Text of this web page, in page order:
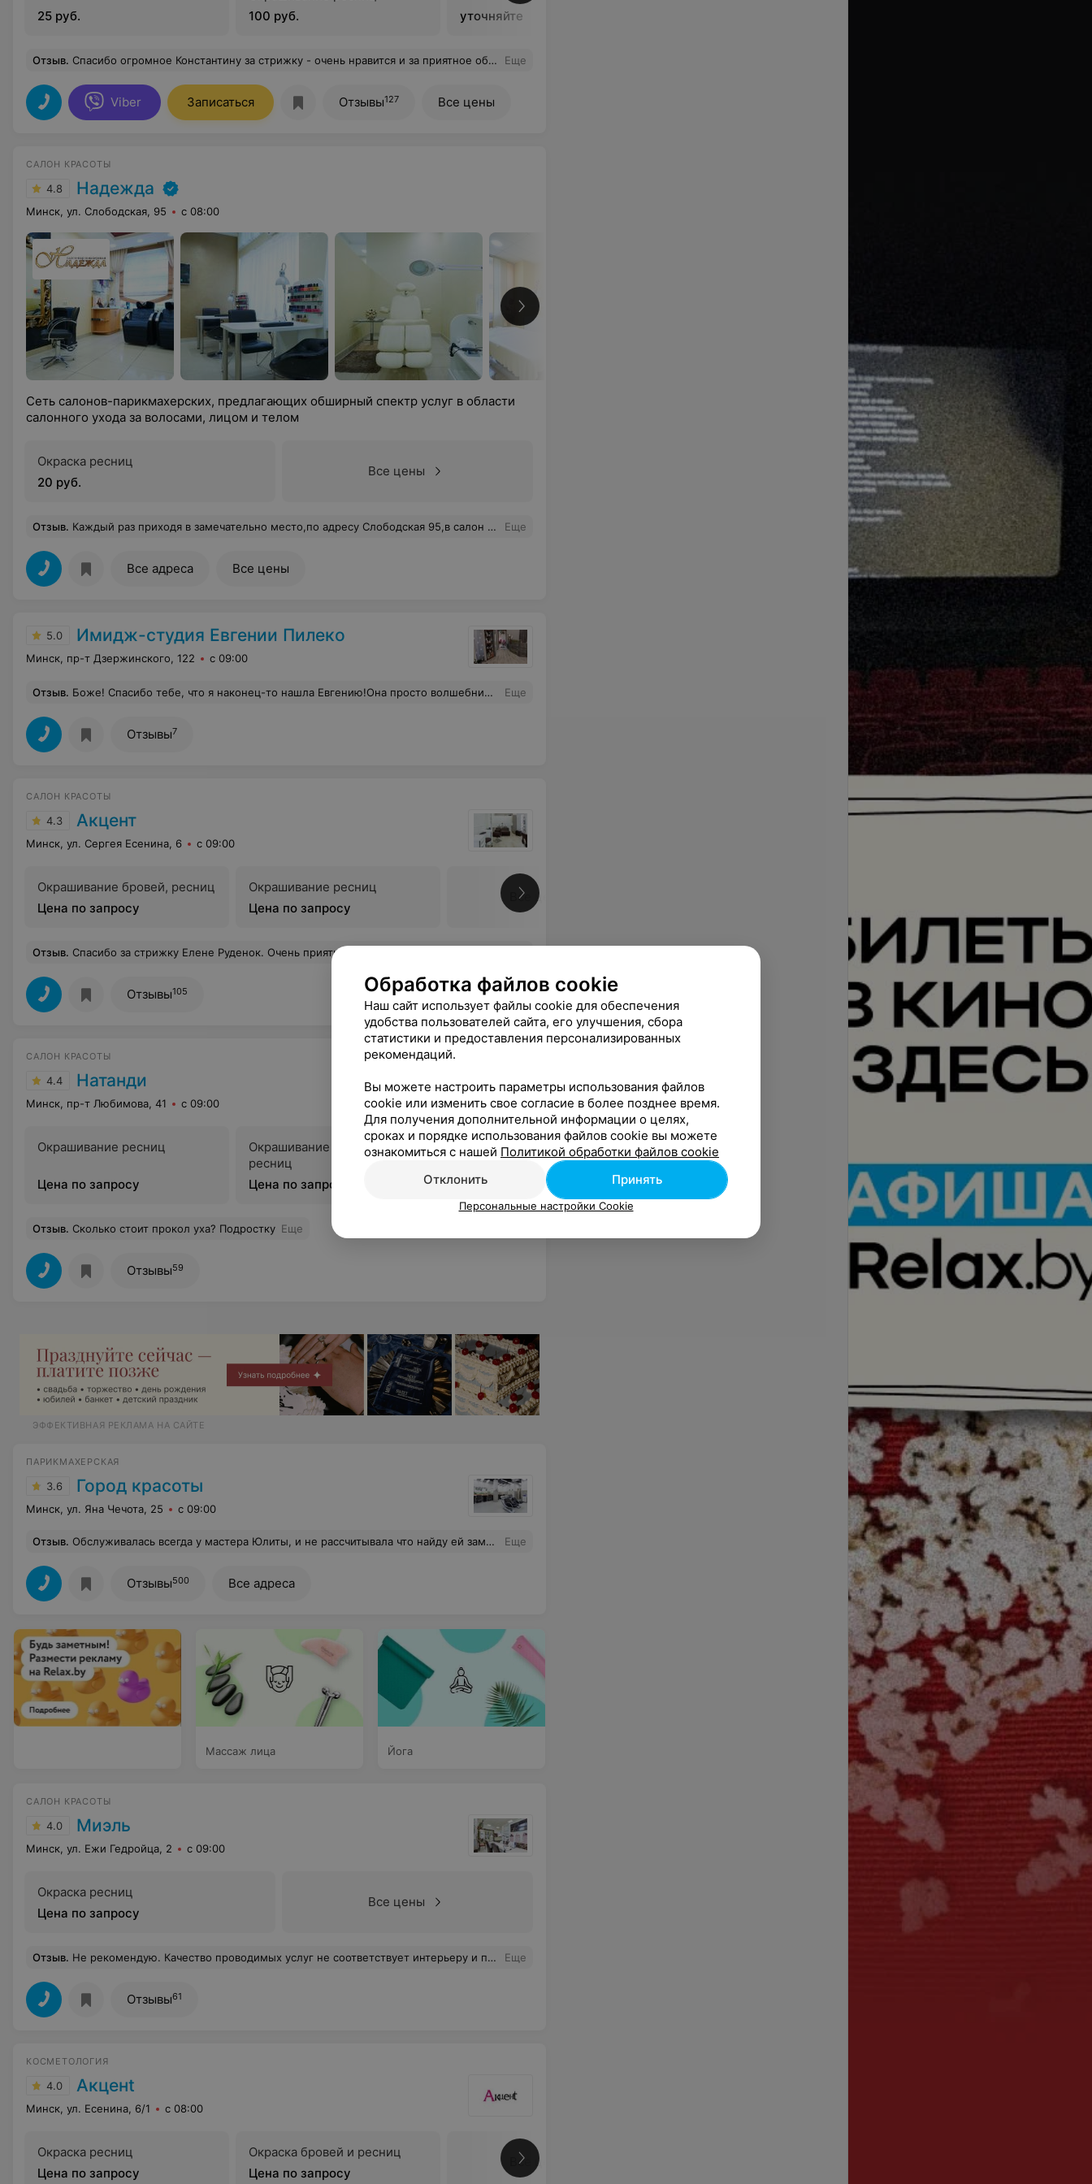
25 руб.
100 руб.
уточняйте
Отзыв. Спасибо огромное Константину за стрижку - очень нравится и за приятное общение! Очень довольна осталась!!! Приду не раз!!! Еще
Viber Записаться Отзывы127 Все цены
САЛОН КРАСОТЫ
4.8 Надежда
Минск, ул. Слободская, 95 с 08:00
Сеть салонов-парикмахерских, предлагающих обширный спектр услуг в области
салонного ухода за волосами, лицом и телом
Окраска ресниц
20 руб.
Все цены
Отзыв. Каждый раз приходя в замечательно место,по адресу Слободская 95,в салон Надежда,остаешься доволен всем: начиная от замечательного приема от администратора,а заканчивая одним из лучших мастеров Минска.Любые стрижки(мужская,женская,короткий волос,длинный)даются ему легко и непринужденно.Кунделев Сергей,огромное спасибо за качественную,профессиональную,а самое главное каждый раз свежую и оригинальную стрижку.Приятно приходить и лицезреть на себе работу мастера,который творит истинные шедевры. Еще
Все адреса Все цены
5.0 Имидж-студия Евгении Пилеко
Минск, пр-т Дзержинского, 122 с 09:00
Отзыв. Боже! Спасибо тебе, что я наконец-то нашла Евгению!Она просто волшебница! Наконец-то я довольна своим внешним видом! Я просто вылетела из салона на крыльях восторга и любви к себе новой! Сразу изменила аватарку с новой стрижкой и....За один день я получила столько комплиментов, сколько не получала за всю свою жизнь!И я не преувеличиваю! Я прямо устала отвечать на поток восхищенных сообщений! У Евгении редкий дар - видеть людей, их суть и индивидуальность ! Ощущение, что она открыла меня заново даже для меня самой❤️ А какое Мастерство!!!!! Мои "три волосины" превратились в восхитительную, объемную стрижку! И эта стрижка лежит практически без укладки !!! Представляете?! Евгения выстригла каждую прядку! Раньше мои вихры только портили весь вид, все стрижки, и я боролась с ними всю жизнь. А она использовала их, и теперь они "работают на меня" - поддерживают там, где надо! Прошёл месяц,волос отрастает и стрижка по прежнему шикарно смотрится!Найти такого Мастера-подарок Небес! Еще
Отзывы7
САЛОН КРАСОТЫ
4.3 Акцент
Минск, ул. Сергея Есенина, 6 с 09:00
Окрашивание бровей, ресниц
Цена по запросу
Окрашивание ресниц
Цена по запросу
Все цены
Отзыв. Спасибо за стрижку Елене Руденок. Очень приятное место. Однозначно рекомендую.
Отзывы105
САЛОН КРАСОТЫ
4.4 Натанди
Минск, пр-т Любимова, 41 с 09:00
Окрашивание ресниц
Цена по запросу
Окрашивание бровей и
ресниц
Цена по запросу
Все цены
Отзыв. Сколько стоит прокол уха? Подростку Еще
Отзывы59
ЭФФЕКТИВНАЯ РЕКЛАМА НА САЙТЕ
ПАРИКМАХЕРСКАЯ
3.6 Город красоты
Минск, ул. Яна Чечота, 25 с 09:00
Отзыв. Обслуживалась всегда у мастера Юлиты, и не рассчитывала что найду ей замену, но случайным образом попала к парню, и не чуть не разочаровалась, высокий уровень обслуживания, качественно выполненная услуга!!! Вежливые девочки на ресепшене, как всегда, что очень приятно.Надеюсь, руководство будет ценить таких мастеров своего дела,чтоб радовать нас и дальше! Еще
Отзывы500 Все адреса
Массаж лица Йога
САЛОН КРАСОТЫ
4.0 Миэль
Минск, ул. Ежи Гедройца, 2 с 09:00
Окраска ресниц
Цена по запросу
Все цены
Отзыв. Не рекомендую. Качество проводимых услуг не соответствует интерьеру и прейскуранту цен. Отношение хамское. Еще
Отзывы61
КОСМЕТОЛОГИЯ
4.0 Акценt
Минск, ул. Есенина, 6/1 с 08:00
Окраска ресниц
Цена по запросу
Окраска бровей и ресниц
Цена по запросу
Все цены
Обработка файлов cookie
Наш сайт использует файлы cookie для обеспечения
удобства пользователей сайта, его улучшения, сбора
статистики и предоставления персонализированных
рекомендаций.
Вы можете настроить параметры использования файлов
cookie или изменить свое согласие в более позднее время.
Для получения дополнительной информации о целях,
сроках и порядке использования файлов cookie вы можете
ознакомиться с нашей Политикой обработки файлов cookie
Отклонить
Принять
Персональные настройки Cookie